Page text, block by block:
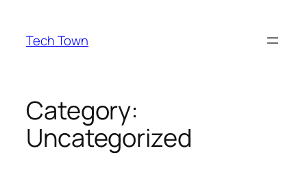
content
Tech Town
Category:
Uncategorized